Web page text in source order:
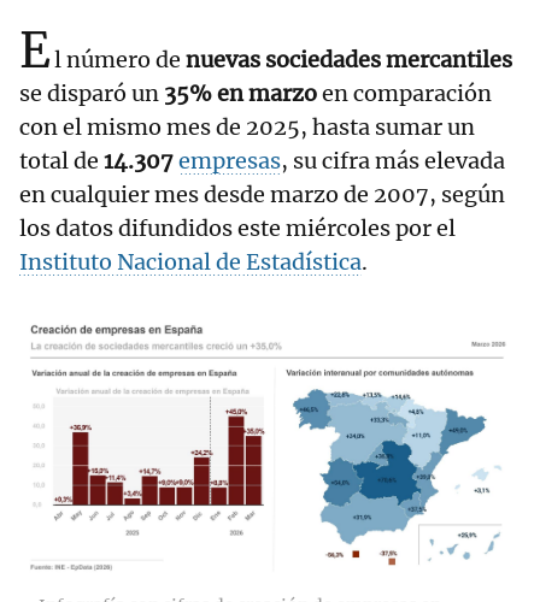
El número de nuevas sociedades mercantiles
se disparó un 35% en marzoen comparación
con el mismo mes de 2025, hasta sumar un
total de 14.307empresas, su cifra más elevada
en cualquier mes desde marzo de 2007, según
los datos difundidos este miércoles por el
Instituto Nacional de Estadística.